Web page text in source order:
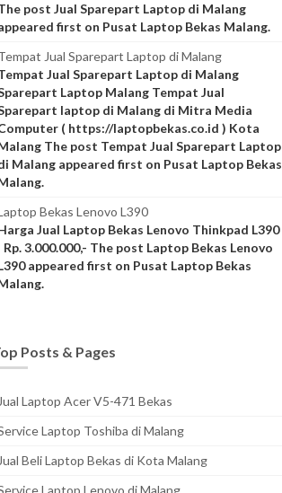
post Jual Sparepart Laptop di Malang
first on Pusat Laptop Bekas Malang.
Jual Sparepart Laptop di Malang
Jual Sparepart Laptop di Malang
Laptop Malang Tempat Jual
laptop di Malang di Mitra Media
( https://laptopbekas.co.id ) Kota
The post Tempat Jual Sparepart Laptop
Malang appeared first on Pusat Laptop Bekas
Bekas Lenovo L390
Jual Laptop Bekas Lenovo Thinkpad L390
Rp. 3.000.000,- The post Laptop Bekas Lenovo
appeared first on Pusat Laptop Bekas
Posts & Pages
Laptop Acer V5-471 Bekas
Laptop Toshiba di Malang
Beli Laptop Bekas di Kota Malang